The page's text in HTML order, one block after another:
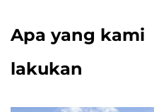
Apa yang kami
lakukan